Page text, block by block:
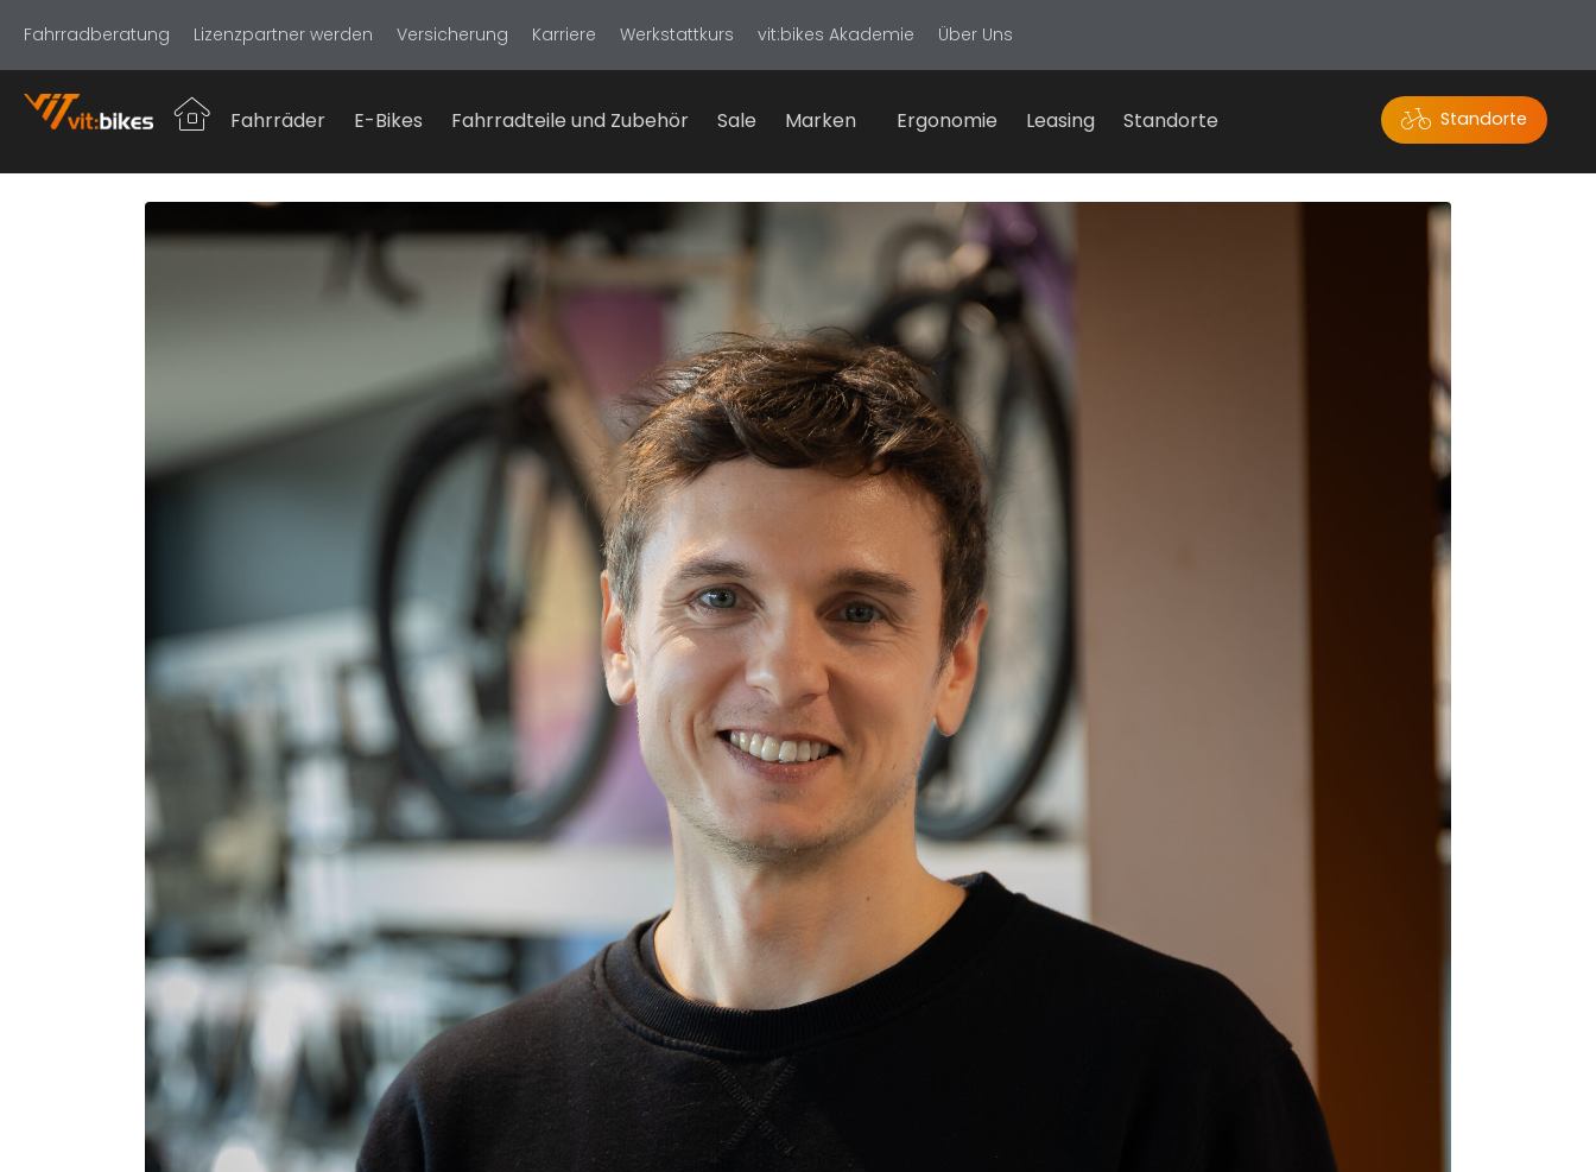
Fahrradberatung Lizenzpartner werden Versicherung Karriere Werkstattkurs vit:bikes Akademie Über Uns
Fahrräder E-Bikes Fahrradteile und Zubehör Sale Marken Ergonomie Leasing Standorte Standorte